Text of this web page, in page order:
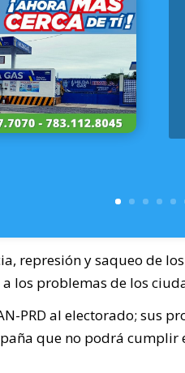
represión y saqueo de
los problemas de los
PRD al electorado; sus
que no podrá cumplir